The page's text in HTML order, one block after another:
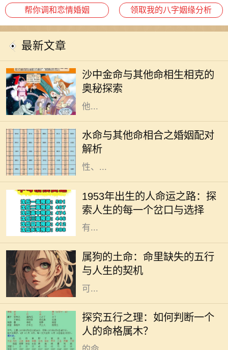
帮你调和恋情婚姻 领取我的八字姻缘分析
最新文章
沙中金命与其他命相生相克的
奥秘探索
影响着人们对命运的理解。其中，沙
中金命作为金命的一种，具有独特的
特性和命理含义。了解沙中金命与其
他...
水命与其他命相合之婚姻配对
解析
在中国的命理学中，五行的相生相克
关系深刻影响着人们的命运和生活，
尤其是在婚姻配对上更是被广泛探
讨。水命，作为五行之一，具有流动
性、...
1953年出生的人命运之路：探
索人生的每一个岔口与选择
人生是一条充满选择与可能的道路，
但有些出生年份的人似乎有着更独特
的旅程。1953年出生的人，正如流淌
在历史长河中的一朵浪花，以他们特
有...
属狗的土命：命里缺失的五行
与人生的契机
每个人的命里都有独特的五行特征，
而属狗的土命则是一种富暖而稳重的
存在。属狗的人忠诚、守信，代表着
信任与友善。然而，在命理中，土命
可...
探究五行之理：如何判断一个
人的命格属木？
在中国传统文化中，五行学说是一个
非常重要的哲学体系。五行分别是
金、木、水、火、土，每一种元素都
与自然界的现象紧密相连，影响着人